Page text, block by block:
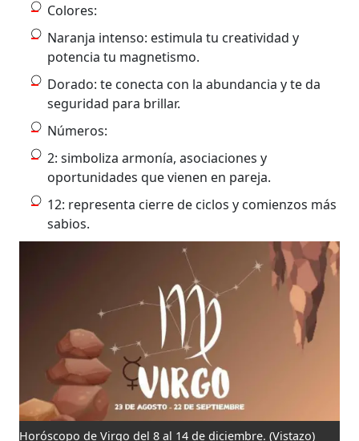
Colores:
Naranja intenso: estimula tu creatividad y
potencia tu magnetismo.
Dorado: te conecta con la abundancia y te da
seguridad para brillar.
Números:
2: simboliza armonía, asociaciones y
oportunidades que vienen en pareja.
12: representa cierre de ciclos y comienzos más
sabios.
Horóscopo de Virgo del 8 al 14 de diciembre. (Vistazo)